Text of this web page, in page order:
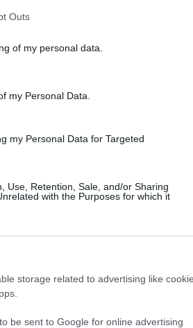
Outs
of my personal data.
my Personal Data.
my Personal Data for Targeted
Use, Retention, Sale, and/or Sharing
with the Purposes for which it
storage related to advertising like
be sent to Google for online advertising